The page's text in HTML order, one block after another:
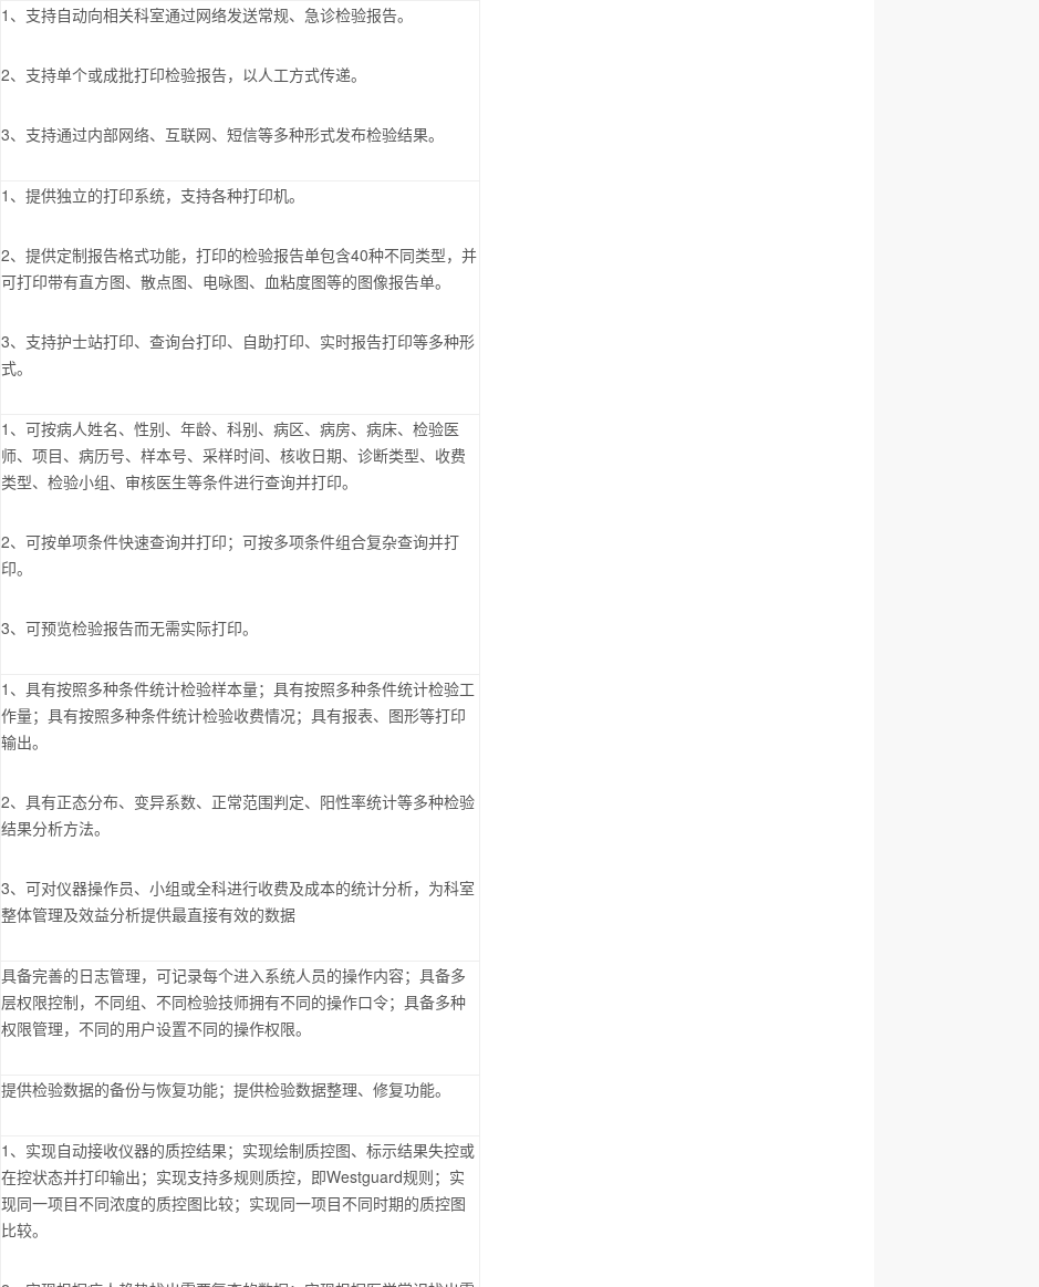
1 、支持自动向相关科室通过网络发送常规、急诊检验报告。
2、支持单个或成批打印检验报告，以人工方式传递。
3、支持通过内部网络、互联网、短信等多种形式发布检验结果。
1 、提供独立的打印系统，支持各种打印机。
2、提供定制报告格式功能，打印的检验报告单包含40种不同类型，并
可打印带有直方图、散点图、电咏图、血粘度图等的图像报告单。
3、支持护士站打印、查询台打印、自助打印、实时报告打印等多种形
式。
1 、可按病人姓名、性别、年龄、科别、病区、病房、病床、检验医
师、项目、病历号、样本号、采样时间、核收日期、诊断类型、收费
类型、检验小组、审核医生等条件进行查询并打印。
2、可按单项条件快速查询并打印；可按多项条件组合复杂查询并打
印。
3、可预览检验报告而无需实际打印。
1 、具有按照多种条件统计检验样本量；具有按照多种条件统计检验工
作量；具有按照多种条件统计检验收费情况；具有报表、图形等打印
输出。
2、具有正态分布、变异系数、正常范围判定、阳性率统计等多种检验
结果分析方法。
3、可对仪器操作员、小组或全科进行收费及成本的统计分析，为科室
整体管理及效益分析提供最直接有效的数据
具备完善的日志管理，可记录每个进入系统人员的操作内容；具备多
层权限控制，不同组、不同检验技师拥有不同的操作口令；具备多种
权限管理，不同的用户设置不同的操作权限。
提供检验数据的备份与恢复功能；提供检验数据整理、修复功能。
1 、实现自动接收仪器的质控结果；实现绘制质控图、标示结果失控或
在控状态并打印输出；实现支持多规则质控，即Westguard规则；实
现同一项目不同浓度的质控图比较；实现同一项目不同时期的质控图
比较。